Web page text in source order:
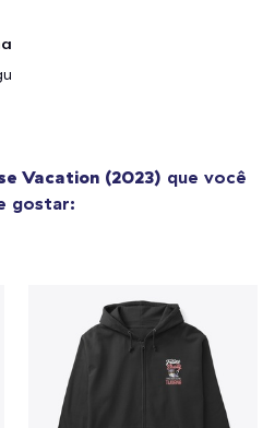
Vacation (2023) que você
gostar: